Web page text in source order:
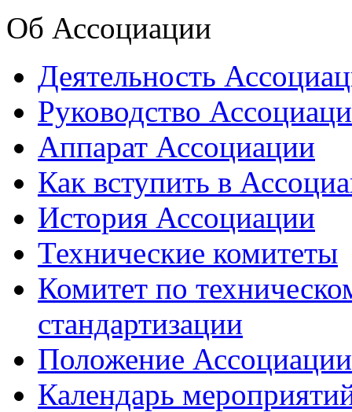
Об Ассоциации
Деятельность
Руководство
Аппарат Ассоциации
Как вступить в
История Ассоциации
Технические комитеты
Комитет по
стандартизации
Положение
Календарь